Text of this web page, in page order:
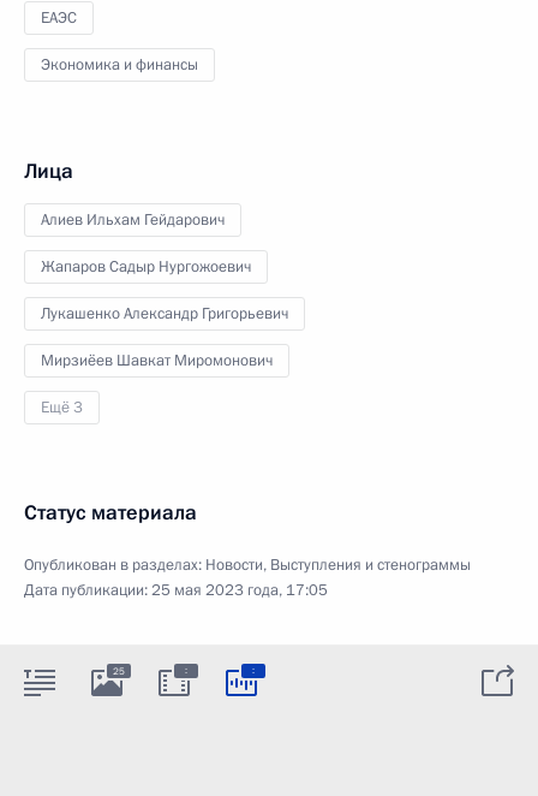
ЕАЭС
Экономика и финансы
Лица
Алиев Ильхам Гейдарович
Жапаров Садыр Нургожоевич
Лукашенко Александр Григорьевич
Мирзиёев Шавкат Миромонович
Ещё 3
Статус материала
Опубликован в разделах: Новости, Выступления и стенограммы
Дата публикации:25 мая 2023 года, 17:05
25 : :